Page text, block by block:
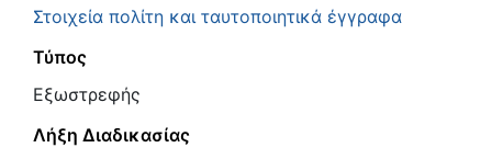
Στοιχεία πολίτη και ταυτοποιητικά έγγραφα
Τύπος
Εξωστρεφής
Λήξη Διαδικασίας